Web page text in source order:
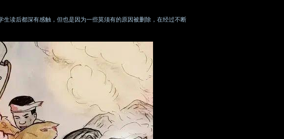
读后都深有感触，但也是因为一些莫须有的原因被删除，在经过不断